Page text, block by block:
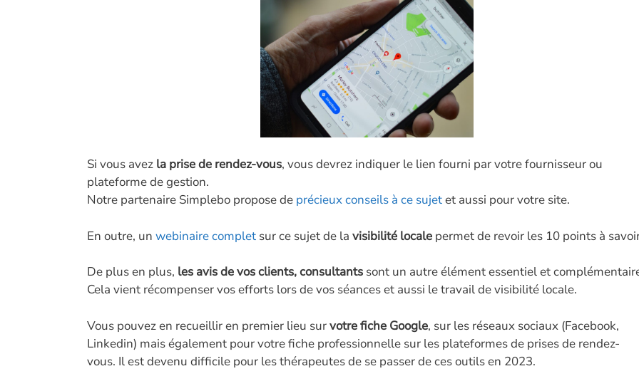
Si vous avez la prise de rendez-vous, vous devrez indiquer le lien fourni par votre fournisseur ou
plateforme de gestion.
Notre partenaire Simplebo propose de précieux conseils à ce sujetet aussi pour votre site.
En outre, un webinaire complet sur ce sujet de la visibilité locale permet de revoir les 10 points à
De plus en plus, les avis de vos clients, consultants sont un autre élément essentiel et
Cela vient récompenser vos efforts lors de vos séances et aussi le travail de visibilité locale.
Vous pouvez en recueillir en premier lieu survotre fiche Google, sur les réseaux sociaux (Facebook,
Linkedin) mais également pour votre fiche professionnelle sur les plateformes de prises de rendez-
vous. Il est devenu difficile pour les thérapeutes de se passer de ces outils en 2023.